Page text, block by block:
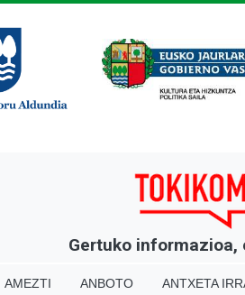
Gertuko informazioa,
AMEZTI ANBOTO ANTXETA